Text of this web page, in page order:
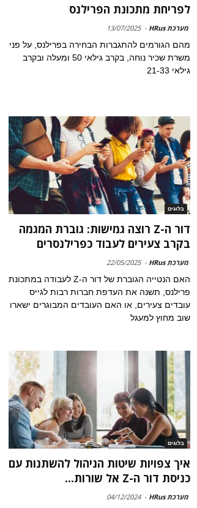
לפריחת מתכונת הפרילנס
מערכת HRus -
13/07/2025
מהם הגורמים להתגברות הבחירה בפרילנס, על פני
משרת שכיר נוחה, בקרב גילאי 50 ומעלה ובקרב
גילאי 21-33
בלוגים
דור ה-Z רוצה גמישות: גוברת המגמה
בקרב צעירים לעבוד כפרילנסרים
מערכת HRus -
22/05/2025
האם הנטייה הגוברת של דור ה-Z לעבודה במתכונת
פרילנס, תשנה את העדפת חברות רבות לגייס
עובדים צעירים, או האם העובדים המבוגרים ישארו
שוב מחוץ למעגל
בלוגים
איך צפויות שיטות הניהול להשתנות עם
כניסת דור ה-Z אל שורות...
מערכת HRus -
04/12/2024